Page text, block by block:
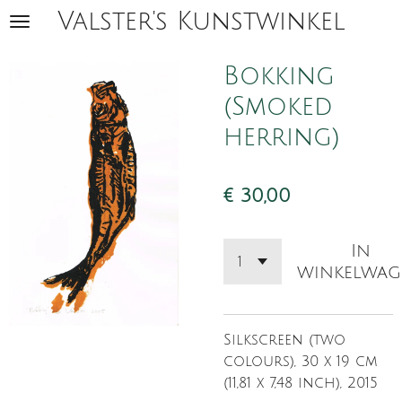
Ga
hoofdinhoud
Valster's Kunstwinkel
Bokking
(Smoked
herring)
€ 30,00
In
Silkscreen (two
colours), 30 x 19 cm
(11,81 x 7,48 inch), 2015